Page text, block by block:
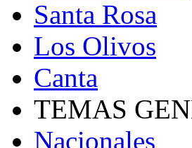
Santa Rosa
Los Olivos
Canta
TEMAS
Nacionales